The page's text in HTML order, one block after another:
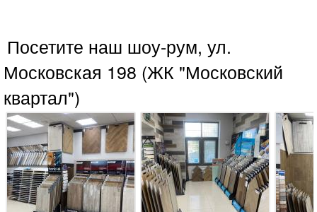
Посетите наш шоу-рум, ул.
Московская 198 (ЖК "Московский
квартал")